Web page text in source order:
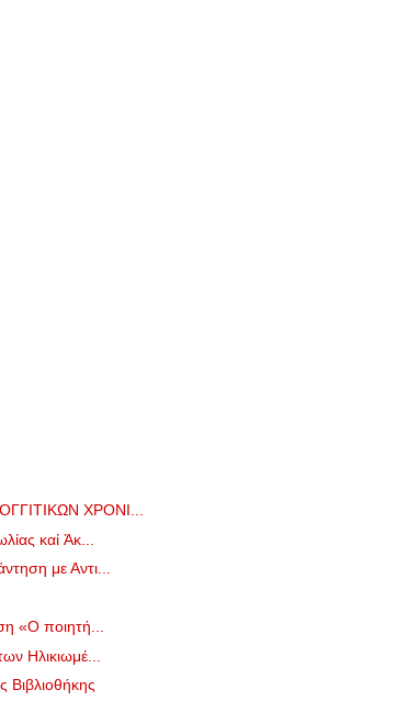
ΧΡΟΝΙ...
καί Ἀκ...
με Αντι...
«Ο ποιητή...
Ηλικιωμέ...
Βιβλιοθήκης